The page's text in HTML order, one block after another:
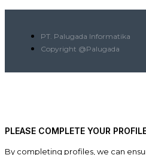
PT. Palugada Informatika
Copyright @Palugada
PLEASE COMPLETE YOUR
By completing profiles, we can